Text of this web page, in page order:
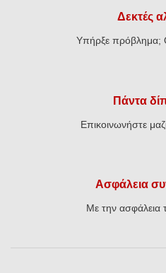
Δεκτές
Υπήρξε πρόβλημα;
Πάντα
Επικοινωνήστε
Ασφάλεια
Με την ασφάλεια